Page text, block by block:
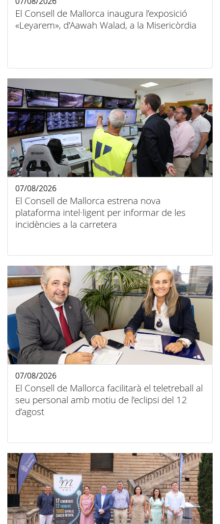
El Consell de Mallorca inaugura l’exposició
«Leyarem», d’Aawah Walad, a la Misericòrdia
El Consell de Mallorca estrena nova
plataforma intel·ligent per informar de les
incidències a la carretera
07/08/2026
El Consell de Mallorca facilitarà el teletreball al
seu personal amb motiu de l’eclipsi del 12
d’agost
07/08/2026